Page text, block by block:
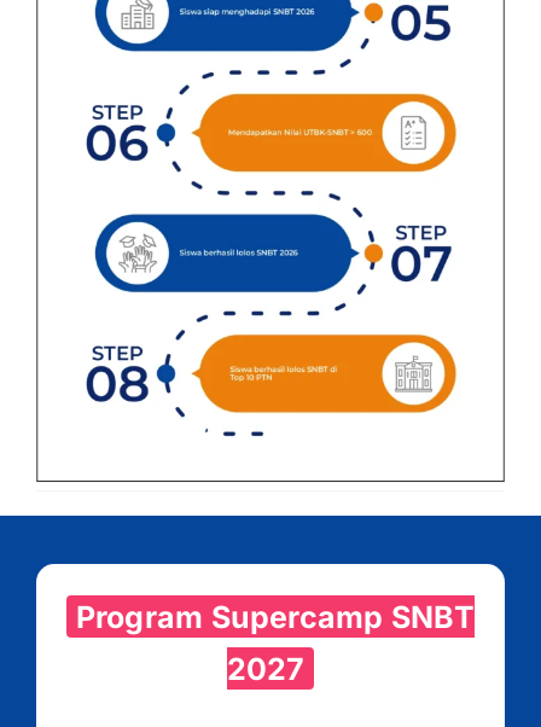
Program Supercamp SNBT
2027